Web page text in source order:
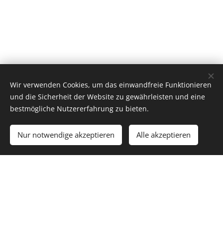
Wir verwenden Cookies, um das einwandfreie Funktionieren
und die Sicherheit der Website zu gewährleisten und eine
bestmögliche Nutzererfahrung zu bieten.
Nur notwendige akzeptieren Alle akzeptieren